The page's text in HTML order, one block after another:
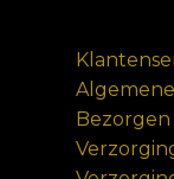
Bezorgen